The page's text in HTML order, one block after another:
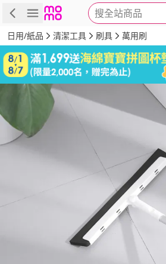
搜全站商品
商品 評價 詳情
日用/紙品 清潔工具 刷具 萬用刷